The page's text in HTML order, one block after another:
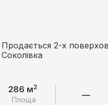
Продається 2-х
Соколівка
286 м2
Площа —